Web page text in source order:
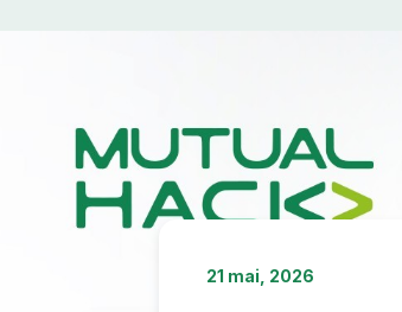
21 mai, 2026